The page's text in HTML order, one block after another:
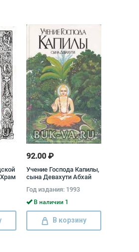
92.00 ₽
Учение Господа Капилы,
сына Девахути Абхай
Бхактиведанта Свами
Прабхупада
Год издания: 1993
В наличии 1
В корзину